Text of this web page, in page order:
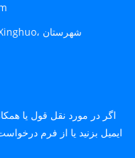
اگر در مورد نقل قول یا
ایمیل بزنید یا از فرم